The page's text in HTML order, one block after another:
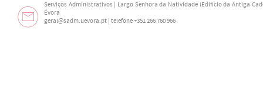
Serviços Administrativos | Largo Senhora da Natividade (Edifício da Antiga
Évora
geral@sadm.uevora.pt | telefone +351 266 760 966